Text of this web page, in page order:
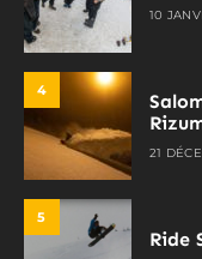
10
4
21
5
Ride